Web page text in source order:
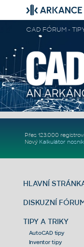
CAD FÓRUM -
Přes 123.000
Nový Kalkulátor
HLAVNÍ
DISKUZNÍ
TIPY A TRIKY
AutoCAD tipy
Inventor tipy